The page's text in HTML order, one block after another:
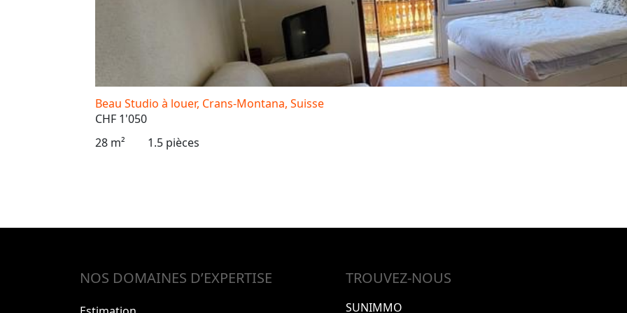
Beau Studio à louer, Crans-Montana, Suisse
CHF 1'050
28 m²
1.5 pièces
NOS DOMAINES D’EXPERTISE TROUVEZ-NOUS
SUNIMMO